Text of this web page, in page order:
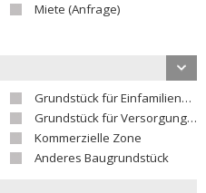
Miete (Anfrage)
Grundstück für Einfamilienhäuser
Grundstück für Versorgungseinrichtungen
Kommerzielle Zone
Anderes Baugrundstück